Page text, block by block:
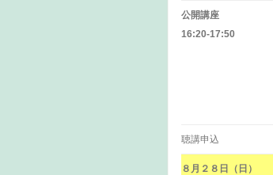
公開講座
16:20-17:50
聴講申込
８月２８日（日）